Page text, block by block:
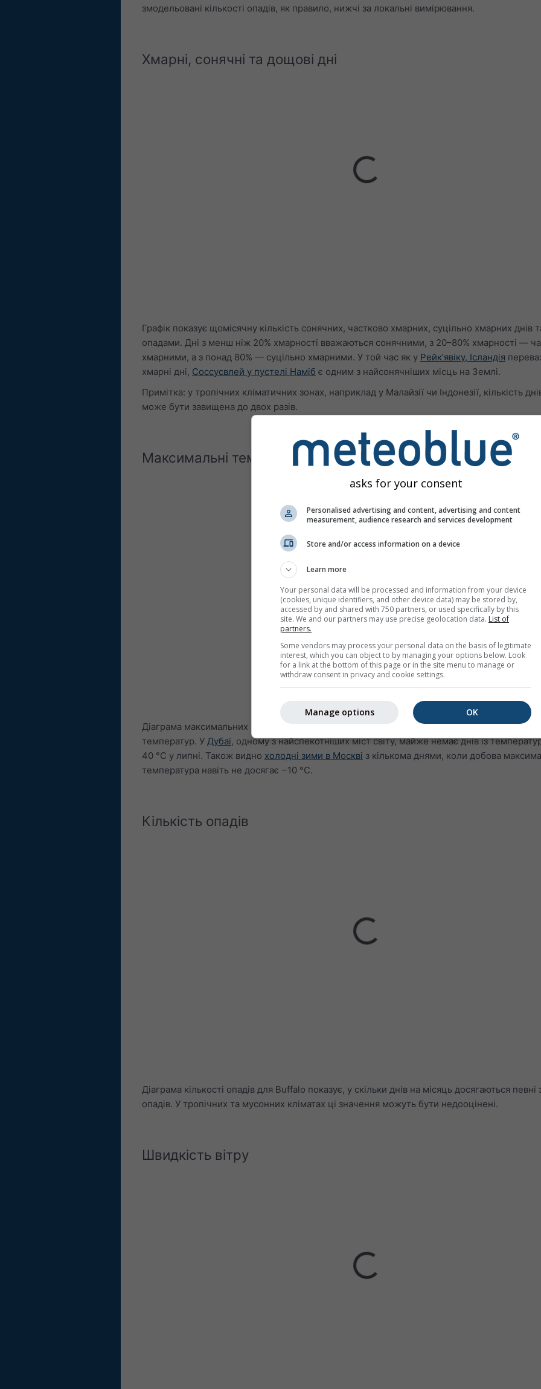
змодельовані кількості опадів, як правило, нижчі за локальні вимірювання.
Хмарні, сонячні та дощові дні
Графік показує щомісячну кількість сонячних, частково хмарних, суцільно хмарних днів
опадами. Дні з менш ніж 20% хмарності вважаються сонячними, з 20–80% хмарності —
хмарними, а з понад 80% — суцільно хмарними. У той час як у Рейкʼявіку, Ісландія
хмарні дні, Соссусвлей у пустелі Наміб є одним з найсонячніших місць на Землі.
Примітка: у тропічних кліматичних зонах, наприклад у Малайзії чи Індонезії, кількість
може бути завищена до двох разів.
Максимальні температури
Діаграма максимальних температур для Buffalo показує, скільки днів на місяць
температур. У Дубаї, одному з найспекотніших міст світу, майже немає днів із
40 °C у липні. Також видно холодні зими в Москві з кількома днями, коли добова
температура навіть не досягає −10 °C.
Кількість опадів
Діаграма кількості опадів для Buffalo показує, у скільки днів на місяць досягаються певні
опадів. У тропічних та мусонних кліматах ці значення можуть бути недооцінені.
Швидкість вітру
asks for your consent
Personalised advertising and content, advertising and content
measurement, audience research and services development
Store and/or access information on a device
Learn more
Your personal data will be processed and information from your device
(cookies, unique identifiers, and other device data) may be stored by,
accessed by and shared with 750 partners, or used specifically by this
site. We and our partners may use precise geolocation data. List of
partners.
Some vendors may process your personal data on the basis of legitimate
interest, which you can object to by managing your options below. Look
for a link at the bottom of this page or in the site menu to manage or
withdraw consent in privacy and cookie settings.
OK
Manage options